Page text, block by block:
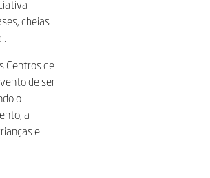
cheias
Centros de
de ser
o
a
e